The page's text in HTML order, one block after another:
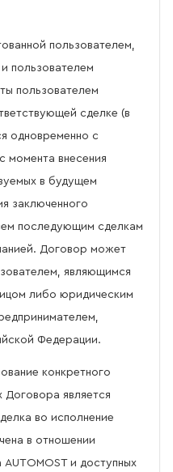
пользователем,
пользователем
пользователем
сделке (в
одновременно с
момента внесения
в будущем
заключенного
последующим сделкам
Договор может
являющимся
либо юридическим
Федерации.
конкретного
Договора является
во исполнение
в отношении
и доступных